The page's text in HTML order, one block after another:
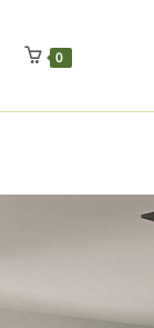
Drueckerpro
Luftkuhlen Zauberfan
0